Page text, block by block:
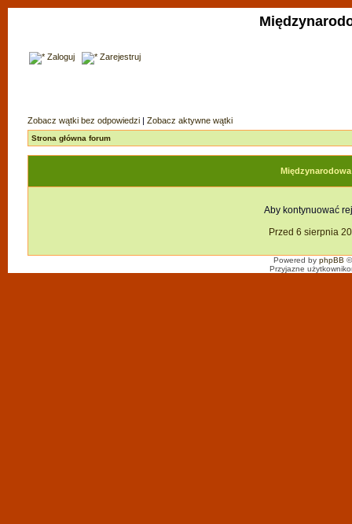
Zaloguj Zarejestruj
Zobacz wątki bez odpowiedzi | Zobacz aktywne wątki
Strona główna forum
Aby kontynuować
Przed 6 sierpnia
Powered by phpBB
Przyjazne